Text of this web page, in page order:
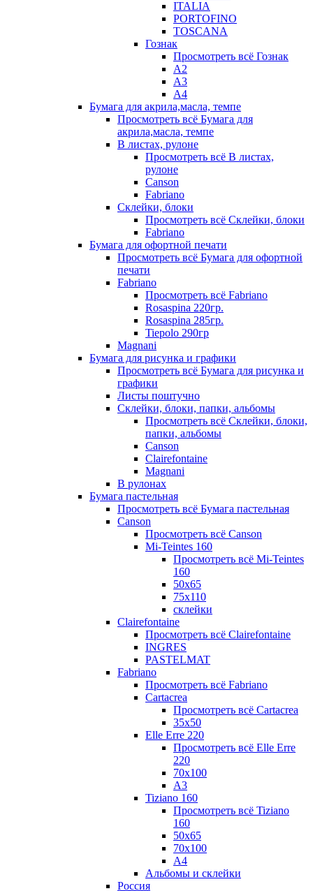
ITALIA
PORTOFINO
TOSCANA
Гознак
Просмотреть всё Гознак
А2
А3
А4
Бумага для акрила,масла, темпе
Просмотреть всё Бумага для
акрила,масла, темпе
В листах, рулоне
Просмотреть всё В листах,
рулоне
Canson
Fabriano
Склейки, блоки
Просмотреть всё Склейки, блоки
Fabriano
Бумага для офортной печати
Просмотреть всё Бумага для офортной
печати
Fabriano
Просмотреть всё Fabriano
Rosaspina 220гр.
Rosaspina 285гр.
Tiepolo 290гр
Magnani
Бумага для рисунка и графики
Просмотреть всё Бумага для рисунка и
графики
Листы поштучно
Склейки, блоки, папки, альбомы
Просмотреть всё Склейки, блоки,
папки, альбомы
Canson
Clairefontaine
Magnani
В рулонах
Бумага пастельная
Просмотреть всё Бумага пастельная
Canson
Просмотреть всё Canson
Mi-Teintes 160
Просмотреть всё Mi-Teintes
160
50х65
75х110
склейки
Clairefontaine
Просмотреть всё Clairefontaine
INGRES
PASTELMAT
Fabriano
Просмотреть всё Fabriano
Cartacrea
Просмотреть всё Cartacrea
35х50
Elle Erre 220
Просмотреть всё Elle Erre
220
70х100
А3
Tiziano 160
Просмотреть всё Tiziano
160
50х65
70х100
А4
Альбомы и склейки
Россия